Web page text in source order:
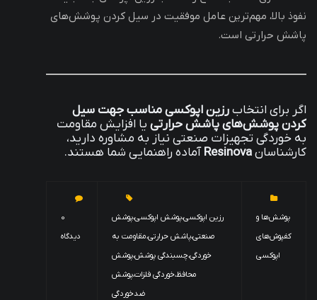
نفوذ بالا، مهم‌ترین عامل موفقیت در سیل کردن پوشش‌های
پاشش حرارتی است.
اگر برای انتخابرزین اپوکسی مناسب جهت سیل
کردن پوشش‌های پاشش حرارتی یا افزایش مقاومت
به خوردگی تجهیزات صنعتی نیاز به مشاوره دارید،
کارشناسانResinovaآماده راهنمایی شما هستند.
پوشش‌ها و
کفپوش‌های
اپوکسی
رزین اپوکسی،پوشش اپوکسی،پوشش
صنعتی،پاشش حرارتی،مقاومت به
خوردگی،چسبندگی پوشش،پوشش
محافظ،خوردگی فلزات،پوشش
ضدخوردگی
0
دیدگاه